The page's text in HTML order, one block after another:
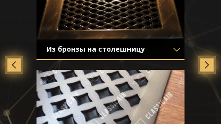
Из бронзы на столешницу
Материал- Латунь
Отделка- Старение с эффектом
затёртости